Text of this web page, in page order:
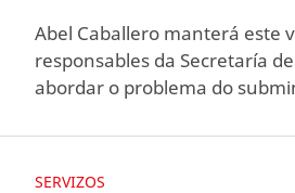
Abel Caballero manterá este
responsables da Secretaría
abordar o problema do
SERVIZOS